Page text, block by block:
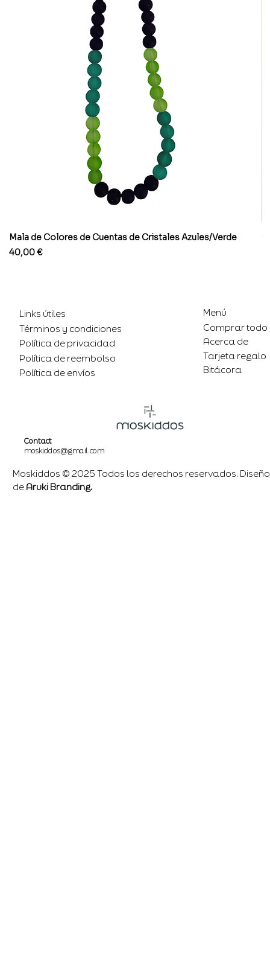
Mala de Colores de Cuentas de Cristales Azules/Verde
Precio
40,00 €
Links útiles
Términos y condiciones
Política de privacidad
Política de reembolso
Política de envíos
Menú
Comprar todo
Acerca de
Tarjeta regalo
Bitácora
Contact
moskiddos@gmail.com
Moskiddos © 2025 Todos los derechos reservados. Diseño
de Aruki Branding.